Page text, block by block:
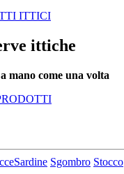
ITTICI
ittiche
mano come una volta
Sardine Sgombro Stocco